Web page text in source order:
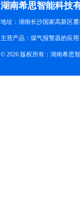
湖南希思智能科技
地址：湖南长沙国家高新区
主营产品：煤气报警器的应用
© 2026 版权所有：湖南希思